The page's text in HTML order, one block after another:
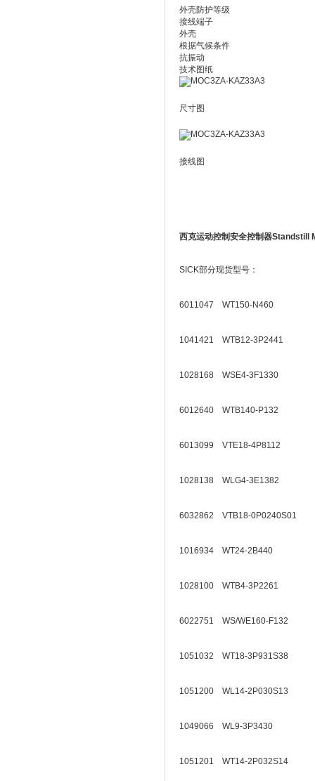
外壳防护等级
接线端子
外壳
根据气候条件
抗振动
技术图纸
尺寸图
接线图
西克运动控制安全控制器Standstill
SICK部分现货型号：
6011047 WT150-N460
1041421 WTB12-3P2441
1028168 WSE4-3F1330
6012640 WTB140-P132
6013099 VTE18-4P8112
1028138 WLG4-3E1382
6032862 VTB18-0P0240S01
1016934 WT24-2B440
1028100 WTB4-3P2261
6022751 WS/WE160-F132
1051032 WT18-3P931S38
1051200 WL14-2P030S13
1049066 WL9-3P3430
1051201 WT14-2P032S14